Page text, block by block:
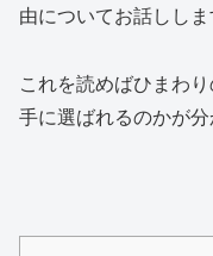
由についてお話ししま
これを読めばひまわ
手に選ばれるのかが分